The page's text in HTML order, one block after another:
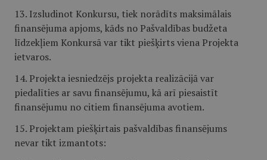
13. Izsludinot Konkursu, tiek norādīts maksimālais
finansējuma apjoms, kāds no Pašvaldības budžeta
līdzekļiem Konkursā var tikt piešķirts viena Projekta
ietvaros.
14. Projekta iesniedzējs projekta realizācijā var
piedalīties ar savu finansējumu, kā arī piesaistīt
finansējumu no citiem finansējuma avotiem.
15. Projektam piešķirtais pašvaldības finansējums
nevar tikt izmantots: